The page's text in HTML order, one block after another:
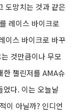
도망치는 것과 같은
레이스 바이크로
이스 바이크로 바꾸
것만큼이나 무모
한 챌린저를 AMA슈
었다. 이는 오늘날
이 아닐까? 인디언